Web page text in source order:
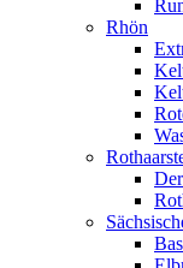
Rhön